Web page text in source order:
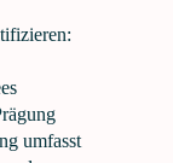
umfasst